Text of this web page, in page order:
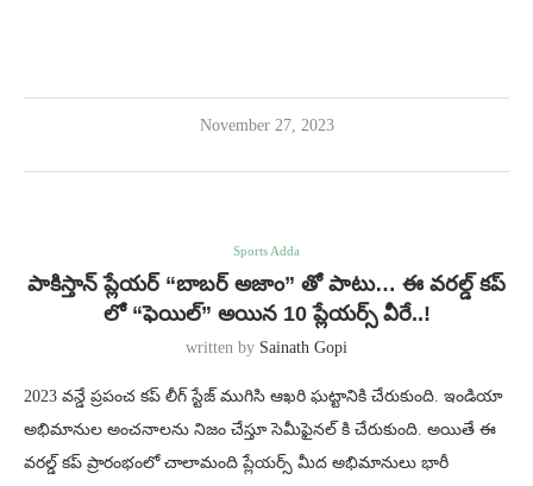
November 27, 2023
Sports Adda
పాకిస్తాన్ ప్లేయర్ “బాబర్ అజాం” తో పాటు… ఈ వరల్డ్ కప్
లో “ఫెయిల్” అయిన 10 ప్లేయర్స్ వీరే..!
written by Sainath Gopi
2023 వన్డే ప్రపంచ కప్ లీగ్ స్టేజ్ ముగిసి ఆఖరి ఘట్టానికి చేరుకుంది. ఇండియా
అభిమానుల అంచనాలను నిజం చేస్తూ సెమీఫైనల్ కి చేరుకుంది. అయితే ఈ
వరల్డ్ కప్ ప్రారంభంలో చాలామంది ప్లేయర్స్ మీద అభిమానులు భారీ